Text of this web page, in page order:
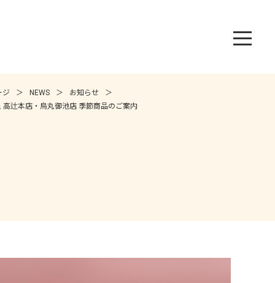
ジ NEWS
お知らせ
高辻本店・烏丸御池店 季節商品のご案内